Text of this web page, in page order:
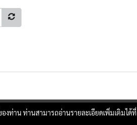
งท่าน ท่านสามารถอ่านรายละเอียดเพิ่มเติมได้ที่